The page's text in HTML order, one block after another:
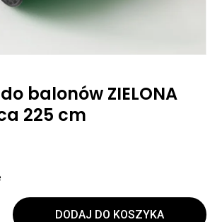
balonów ZIELONA
225 cm
DODAJ DO KOSZYKA